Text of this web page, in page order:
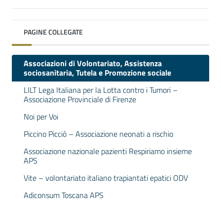
PAGINE COLLEGATE
Associazioni di Volontariato, Assistenza
sociosanitaria, Tutela e Promozione sociale
LILT Lega Italiana per la Lotta contro i Tumori –
Associazione Provinciale di Firenze
Noi per Voi
Piccino Picciò – Associazione neonati a rischio
Associazione nazionale pazienti Respiriamo insieme
APS
Vite – volontariato italiano trapiantati epatici ODV
Adiconsum Toscana APS